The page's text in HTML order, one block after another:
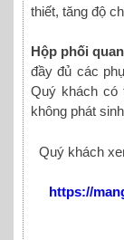
thiết, tăng độ
Hộp phối
đầy đủ các
Quý khách có
không phát
Quý khách
https://